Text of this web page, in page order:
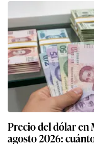
Precio del dólar en
agosto 2026: